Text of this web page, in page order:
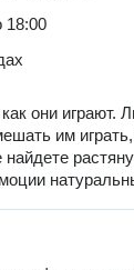
18:00
они играют.
им